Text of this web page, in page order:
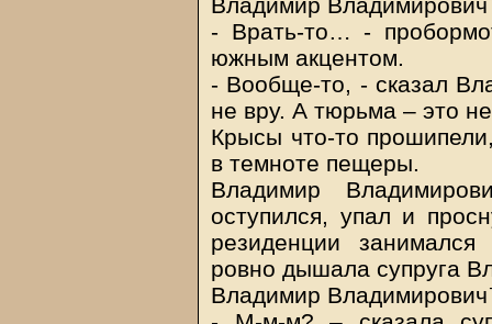
- Врать-то… -
южным акцентом.
- Вообще-то, - сказал
не вру. А тюрьма – это
Крысы что-то
в темноте пещеры.
Владимир
оступился, упал и
резиденции
ровно дышала супруга
Владимир